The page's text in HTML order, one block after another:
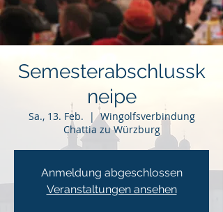
Semesterabschlussk
neipe
Sa., 13. Feb.
  |
Wingolfsverbindung
Chattia zu Würzburg
Anmeldung abgeschlossen
Veranstaltungen ansehen